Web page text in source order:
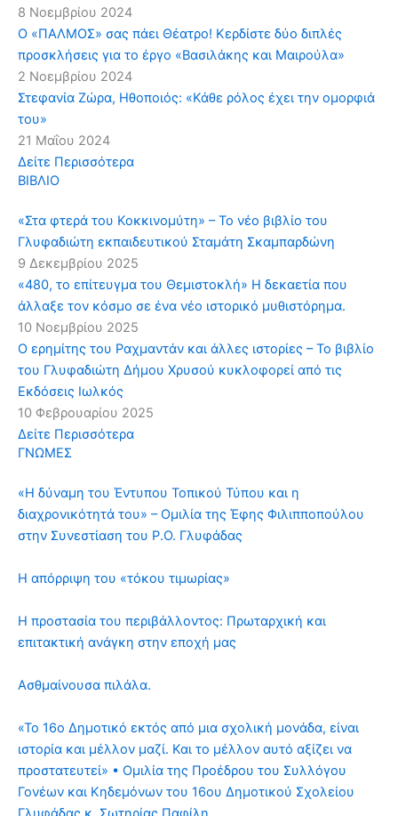
8 Νοεμβρίου 2024
Ο «ΠΑΛΜΟΣ» σας πάει Θέατρο! Κερδίστε δύο διπλές
προσκλήσεις για το έργο «Βασιλάκης και Μαιρούλα»
2 Νοεμβρίου 2024
Στεφανία Ζώρα, Ηθοποιός: «Κάθε ρόλος έχει την ομορφιά
του»
21 Μαΐου 2024
Δείτε Περισσότερα
ΒΙΒΛΙΟ
«Στα φτερά του Κοκκινομύτη» – Το νέο βιβλίο του
Γλυφαδιώτη εκπαιδευτικού Σταμάτη Σκαμπαρδώνη
9 Δεκεμβρίου 2025
«480, το επίτευγμα του Θεμιστοκλή» Η δεκαετία που
άλλαξε τον κόσμο σε ένα νέο ιστορικό μυθιστόρημα.
10 Νοεμβρίου 2025
Ο ερημίτης του Ραχμαντάν και άλλες ιστορίες – Το βιβλίο
του Γλυφαδιώτη Δήμου Χρυσού κυκλοφορεί από τις
Εκδόσεις Ιωλκός
10 Φεβρουαρίου 2025
Δείτε Περισσότερα
ΓΝΩΜΕΣ
«Η δύναμη του Έντυπου Τοπικού Τύπου και η
διαχρονικότητά του» – Ομιλία της Έφης Φιλιπποπούλου
στην Συνεστίαση του Ρ.Ο. Γλυφάδας
Η απόρριψη του «τόκου τιμωρίας»
Η προστασία του περιβάλλοντος: Πρωταρχική και
επιτακτική ανάγκη στην εποχή μας
Ασθμαίνουσα πιλάλα.
«Το 16ο Δημοτικό εκτός από μια σχολική μονάδα, είναι
ιστορία και μέλλον μαζί. Και το μέλλον αυτό αξίζει να
προστατευτεί» • Ομιλία της Προέδρου του Συλλόγου
Γονέων και Κηδεμόνων του 16ου Δημοτικού Σχολείου